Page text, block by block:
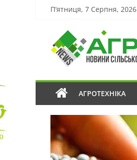
П’ятниця, 7 Серпня, 2026
АГРОТЕХНІКА